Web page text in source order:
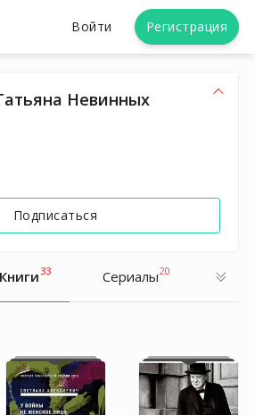
Войти Регистрация
Невинных
Подписаться
Книги33 Cериалы20